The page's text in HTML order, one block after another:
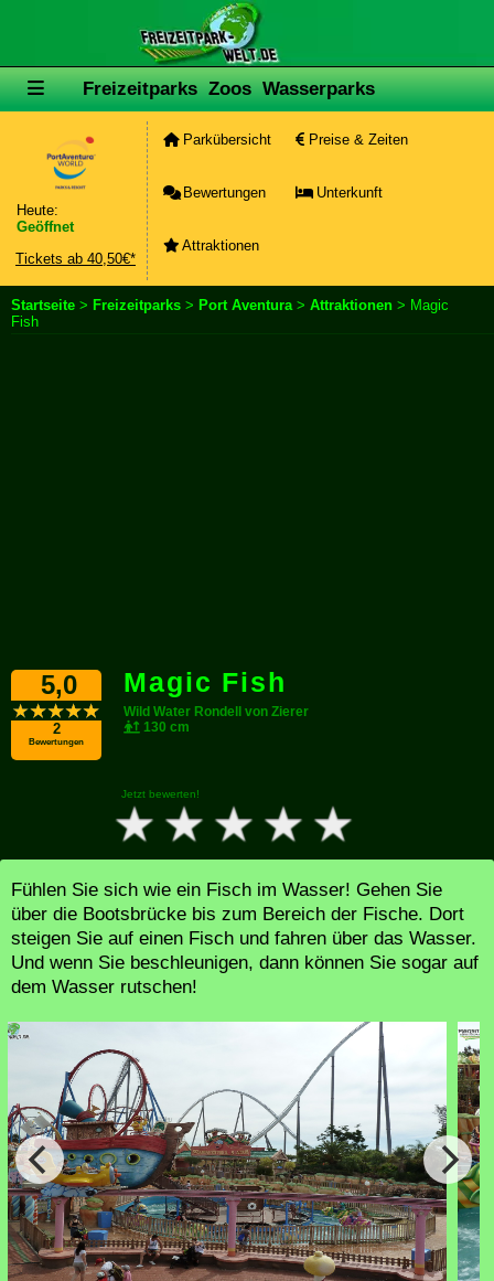
Freizeitparks Zoos Wasserparks
Heute:
Geöffnet
Tickets ab 40,50€*
Parkübersicht Preise & Zeiten
Bewertungen Unterkunft
Attraktionen
Startseite > Freizeitparks > Port Aventura> Attraktionen > Magic
Fish
5,0
2
Bewertungen
Magic Fish
Wild Water Rondell von Zierer
130 cm
Jetzt bewerten!
Fühlen Sie sich wie ein Fisch im Wasser! Gehen Sie
über die Bootsbrücke bis zum Bereich der Fische. Dort
steigen Sie auf einen Fisch und fahren über das Wasser.
Und wenn Sie beschleunigen, dann können Sie sogar auf
dem Wasser rutschen!